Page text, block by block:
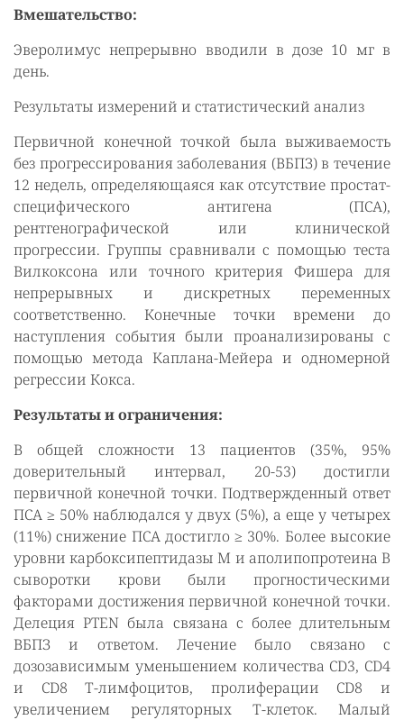
Вмешательство:
Эверолимус непрерывно вводили в дозе 10 мг в
день.
Результаты измерений и статистический анализ
Первичной конечной точкой была выживаемость
без прогрессирования заболевания (ВБПЗ) в течение
12 недель, определяющаяся как отсутствие простат-
специфического антигена (ПСА),
рентгенографической или клинической
прогрессии. Группы сравнивали с помощью теста
Вилкоксона или точного критерия Фишера для
непрерывных и дискретных переменных
соответственно. Конечные точки времени до
наступления события были проанализированы с
помощью метода Каплана-Мейера и одномерной
регрессии Кокса.
Результаты и ограничения:
В общей сложности 13 пациентов (35%, 95%
доверительный интервал, 20-53) достигли
первичной конечной точки. Подтвержденный ответ
ПСА ≥ 50% наблюдался у двух (5%), а еще у четырех
(11%) снижение ПСА достигло ≥ 30%. Более высокие
уровни карбоксипептидазы М и аполипопротеина B
сыворотки крови были прогностическими
факторами достижения первичной конечной точки.
Делеция PTEN была связана с более длительным
ВБПЗ и ответом. Лечение было связано с
дозозависимым уменьшением количества CD3, CD4
и CD8 Т-лимфоцитов, пролиферации CD8 и
увеличением регуляторных Т-клеток. Малый